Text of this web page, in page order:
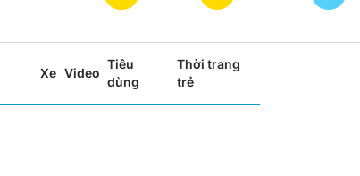
Xe Video
Tiêu
dùng
Thời trang
trẻ